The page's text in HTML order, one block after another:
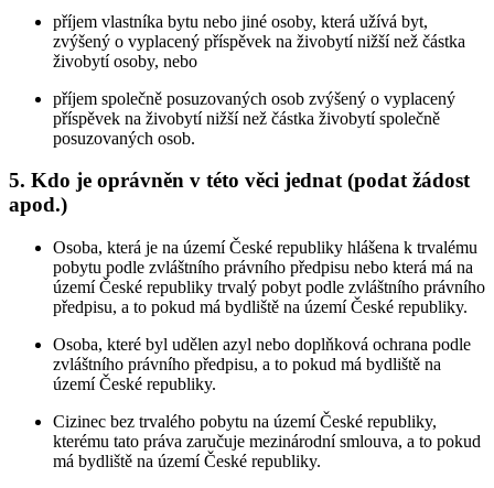
příjem vlastníka bytu nebo jiné osoby, která užívá byt,
zvýšený o vyplacený příspěvek na živobytí nižší než částka
živobytí osoby, nebo
příjem společně posuzovaných osob zvýšený o vyplacený
příspěvek na živobytí nižší než částka živobytí společně
posuzovaných osob.
5. Kdo je oprávněn v této věci jednat (podat žádost
apod.)
Osoba, která je na území České republiky hlášena k trvalému
pobytu podle zvláštního právního předpisu nebo která má na
území České republiky trvalý pobyt podle zvláštního právního
předpisu, a to pokud má bydliště na území České republiky.
Osoba, které byl udělen azyl nebo doplňková ochrana podle
zvláštního právního předpisu, a to pokud má bydliště na
území České republiky.
Cizinec bez trvalého pobytu na území České republiky,
kterému tato práva zaručuje mezinárodní smlouva, a to pokud
má bydliště na území České republiky.